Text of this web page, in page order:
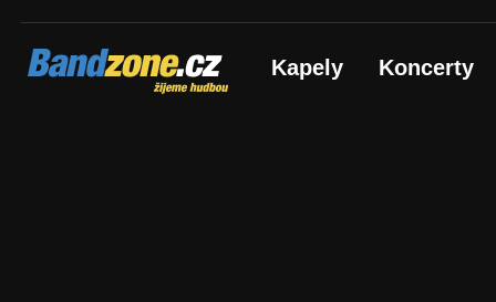
Bandzone.cz
žijeme hudbou Kapely Koncerty